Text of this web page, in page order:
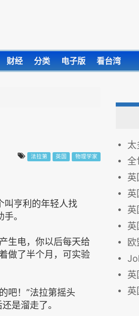
财经 分类 电子版 看台湾
法拉第 英国 物理学家
叫亨利的年轻人找
。
生电，你以后每天给
做了半个月，可实验
吧！”法拉第摇头
是溜走了。
太
全
英
英
英
英
英
英